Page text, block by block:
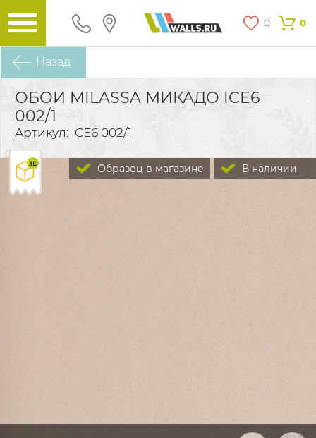
0 0
Назад
ОБОИ MILASSA МИКАДО ICE6
002/1
Артикул: ICE6 002/1
В наличии
Образец в магазине